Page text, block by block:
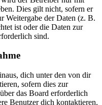
Dies gilt nicht, sofern er
Weitergabe der Daten (z. B.
ist oder die Daten zur
sind.
dich unter den von dir
sofern dies zur
das Board erforderlich
Benutzer dich kontaktieren,